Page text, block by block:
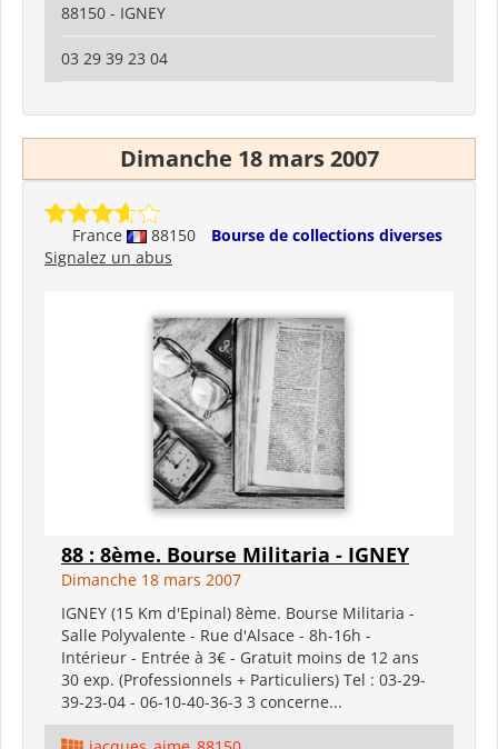
88150 - IGNEY
03 29 39 23 04
Dimanche 18 mars 2007
France 88150
Bourse de collections diverses
Signalez un abus
88 : 8ème. Bourse Militaria - IGNEY
Dimanche 18 mars 2007
IGNEY (15 Km d'Epinal) 8ème. Bourse Militaria -
Salle Polyvalente - Rue d'Alsace - 8h-16h -
Intérieur - Entrée à 3€ - Gratuit moins de 12 ans
30 exp. (Professionnels + Particuliers) Tel : 03-29-
39-23-04 - 06-10-40-36-3 3 concerne...